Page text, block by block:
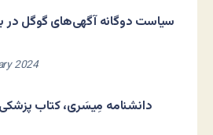
سیاست دوگانه آگهی‌های گوگل در
2024
دانشنامه مِیسَری، کتاب